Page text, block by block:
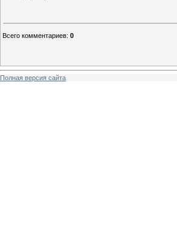
Всего комментариев: 0
Полная версия сайта